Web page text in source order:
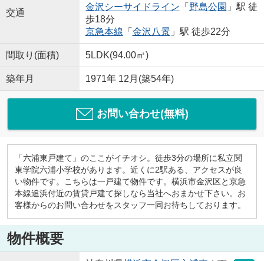
交通
金沢シーサイドライン 「 野島公園 」駅 徒
歩18分
京急本線 「 金沢八景」駅 徒歩22分
間取り(面積) 5LDK(94.00㎡)
築年月 1971年 12月(築54年)
お問い合わせ(無料)
「六浦東戸建て」のここがイチオシ。徒歩3分の場所に私立関
東学院六浦小学校があります。近くに2駅ある、アクセスが良
い物件です。こちらは一戸建て物件です。横浜市金沢区と京急
本線追浜付近の賃貸戸建て探しなら当社へおまかせ下さい。お
客様からのお問い合わせをスタッフ一同お待ちしております。
物件概要